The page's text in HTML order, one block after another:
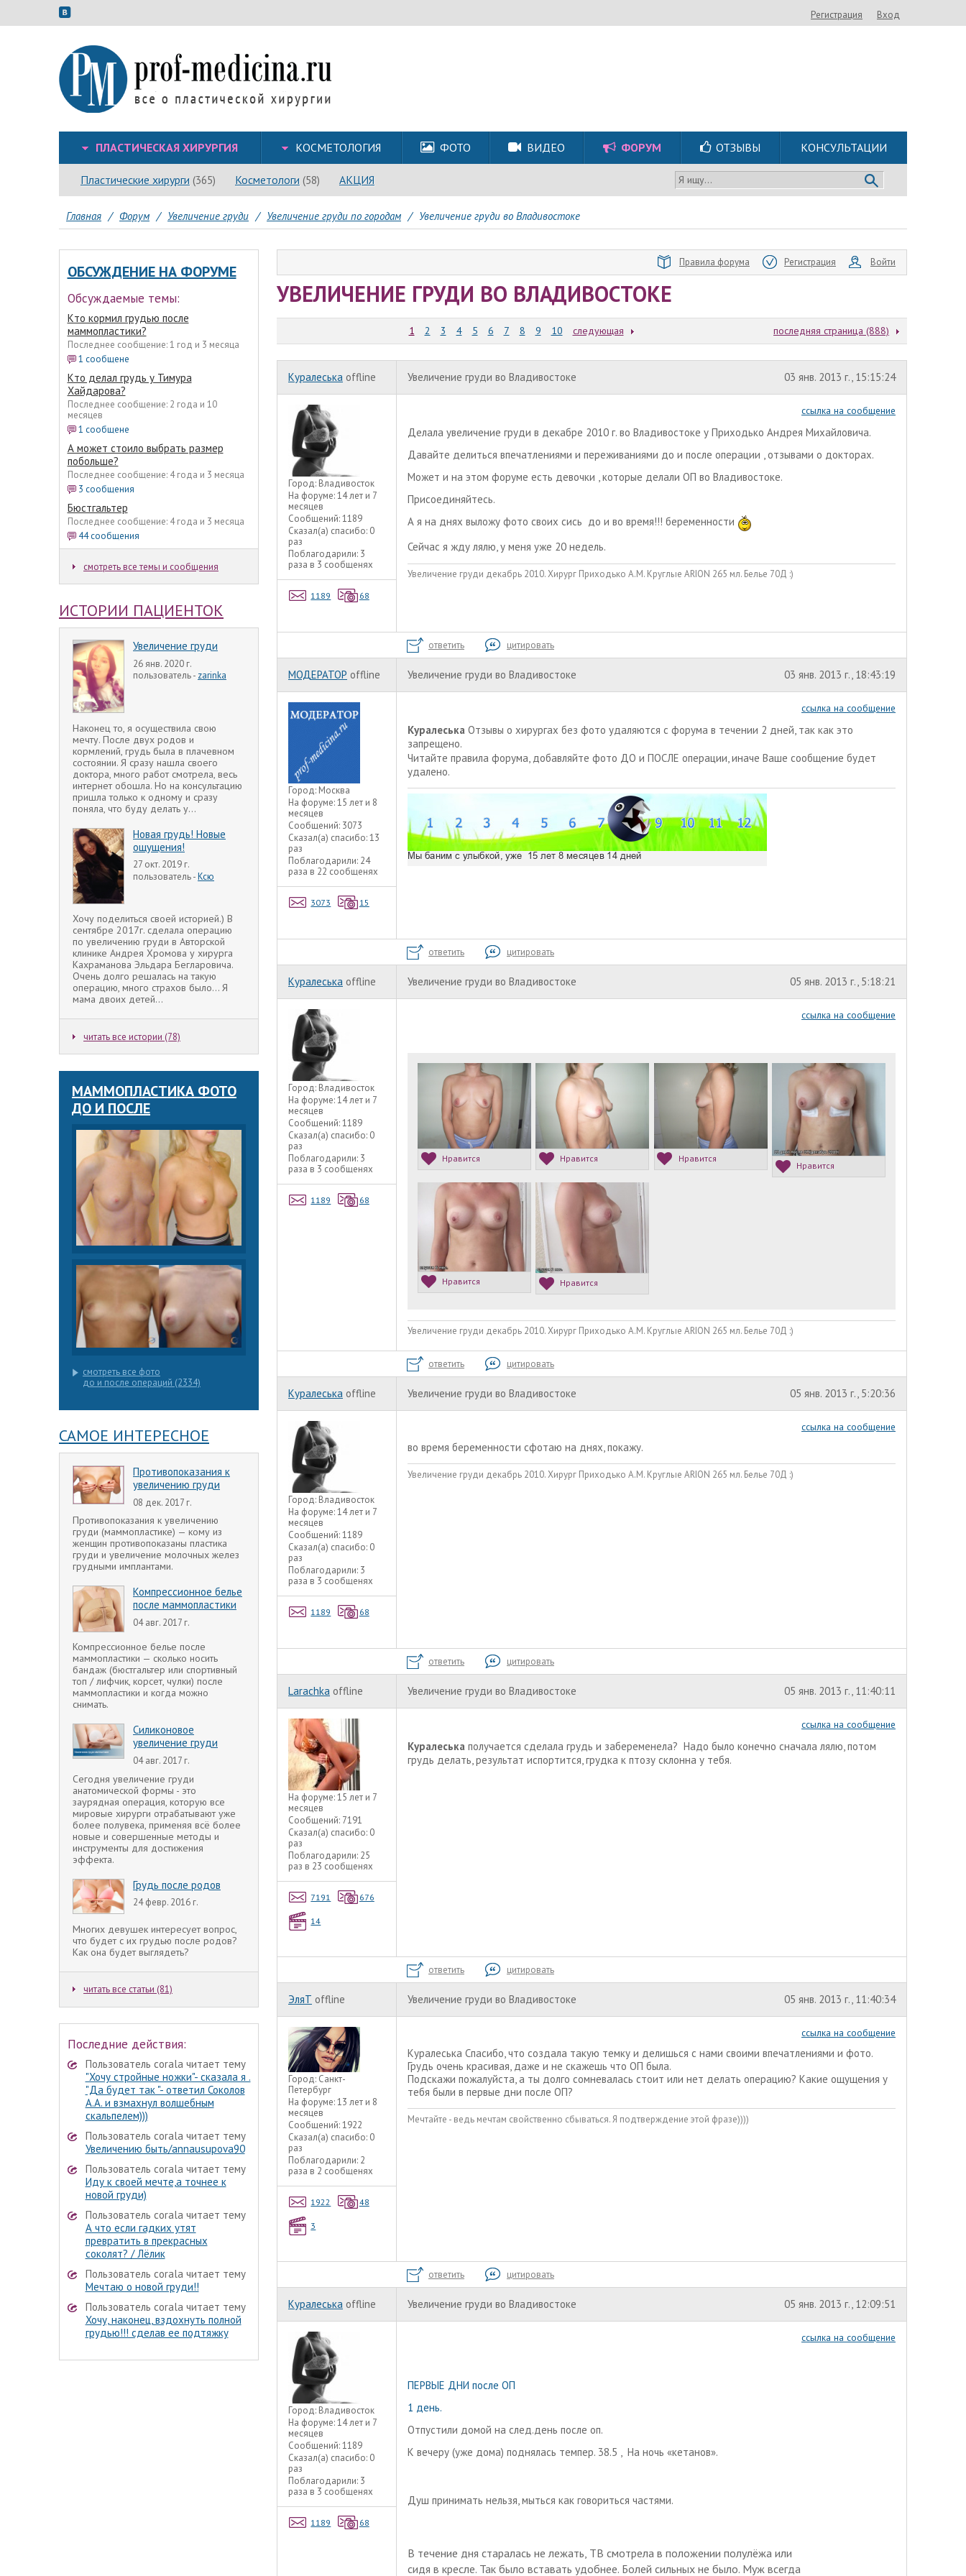
Регистрация Вход
ПЛАСТИЧЕСКАЯ ХИРУРГИЯ КОСМЕТОЛОГИЯ ФОТО ВИДЕО ФОРУМ ОТЗЫВЫ КОНСУЛЬТАЦИИ
Пластические хирурги (365) Косметологи (58) АКЦИЯ Я ищу...
Главная / Форум / Увеличение груди / Увеличение груди по городам / Увеличение груди во Владивостоке
ОБСУЖДЕНИЕ НА ФОРУМЕ
Обсуждаемые темы:
Кто кормил грудью после
маммопластики?
Последнее сообщение: 1 год и 3 месяца
1 сообщене
Кто делал грудь у Тимура
Хайдарова?
Последнее сообщение: 2 года и 10
месяцев
1 сообщене
А может стоило выбрать размер
побольше?
Последнее сообщение: 4 года и 3 месяца
3 сообщения
Бюстгальтер
Последнее сообщение: 4 года и 3 месяца
44 сообщения
смотреть все темы и сообщения
ИСТОРИИ ПАЦИЕНТОК
Увеличение груди
26 янв. 2020 г.
пользователь - zarinka
Наконец то, я осуществила свою
мечту. После двух родов и
кормлений, грудь была в плачевном
состоянии. Я сразу нашла своего
доктора, много работ смотрела, весь
интернет обошла. Но на консультацию
пришла только к одному и сразу
поняла, что буду делать у...
Новая грудь! Новые
ощущения!
27 окт. 2019 г.
пользователь -Ксю
Хочу поделиться своей историей.) В
сентябре 2017г. сделала операцию
по увеличению груди в Авторской
клинике Андрея Хромова у хирурга
Кахраманова Эльдара Бегларовича.
Очень долго решалась на такую
операцию, много страхов было... Я
мама двоих детей...
читать все истории (78)
МАММОПЛАСТИКА ФОТО
ДО И ПОСЛЕ
смотреть все фото
до и после операций (2334)
САМОЕ ИНТЕРЕСНОЕ
Противопоказания к
увеличению груди
08 дек. 2017 г.
Противопоказания к увеличению
груди (маммопластике) — кому из
женщин противопоказаны пластика
груди и увеличение молочных желез
грудными имплантами.
Компрессионное белье
после маммопластики
04 авг. 2017 г.
Компрессионное белье после
маммопластики — сколько носить
бандаж (бюстгальтер или спортивный
топ / лифчик, корсет, чулки) после
маммопластики и когда можно
снимать.
Силиконовое
увеличение груди
04 авг. 2017 г.
Сегодня увеличение груди
анатомической формы - это
заурядная операция, которую все
мировые хирурги отрабатывают уже
более полувека, применяя всё более
новые и совершенные методы и
инструменты для достижения
эффекта.
Грудь после родов
24 февр. 2016 г.
Многих девушек интересует вопрос,
что будет с их грудью после родов?
Как она будет выглядеть?
читать все статьи (81)
Последние действия:
Пользователь corala читает тему
"Хочу стройные ножки"- сказала я .
"Да будет так "- ответил Соколов
А.А. и взмахнул волшебным
скальпелем)))
Пользователь corala читает тему
Увеличению быть/annausupova90
Пользователь corala читает тему
Иду к своей мечте,а точнее к
новой груди)
Пользователь corala читает тему
А что если гадких утят
превратить в прекрасных
соколят? / Лёлик
Пользователь corala читает тему
Мечтаю о новой груди!!
Пользователь corala читает тему
Хочу, наконец, вздохнуть полной
грудью!!! сделав ее подтяжку
Правила форума Регистрация Войти
УВЕЛИЧЕНИЕ ГРУДИ ВО ВЛАДИВОСТОКЕ
1 2 3 4 5 6 7 8 9 10 следующая последняя страница (888)
Куралеська offline Увеличение груди во Владивостоке 03 янв. 2013 г., 15:15:24
Город: Владивосток
На форуме:14 лет и 7
месяцев
Сообщений:1189
Сказал(а) спасибо: 0
раз
Поблагодарили: 3
раза в 3 сообщенях
1189 68
ссылка на сообщение
Делала увеличение груди в декабре 2010 г. во Владивостоке у Приходько Андрея Михайловича.
Давайте делиться впечатлениями и переживаниями до и после операции , отзывами о докторах.
Может и на этом форуме есть девочки , которые делали ОП во Владивостоке.
Присоединяйтесь.
А я на днях выложу фото своих сись до и во время!!! беременности
Сейчас я жду лялю, у меня уже 20 недель.
Увеличение груди декабрь 2010. Хирург Приходько А.М. Круглые ARION 265 мл. Белье 70Д :)
ответить цитировать
МОДЕРАТОР offline Увеличение груди во Владивостоке 03 янв. 2013 г., 18:43:19
Город: Москва
На форуме:15 лет и 8
месяцев
Сообщений: 3073
Сказал(а) спасибо:13
раз
Поблагодарили: 24
раза в 22 сообщенях
3073 15
ссылка на сообщение
Куралеська Отзывы о хирургах без фото удаляются с форума в течении 2 дней, так как это
запрещено.
Читайте правила форума, добавляйте фото ДО и ПОСЛЕ операции, иначе Ваше сообщение будет
удалено.
ответить цитировать
Куралеська offline Увеличение груди во Владивостоке 05 янв. 2013 г., 5:18:21
Город: Владивосток
На форуме:14 лет и 7
месяцев
Сообщений:1189
Сказал(а) спасибо: 0
раз
Поблагодарили: 3
раза в 3 сообщенях
1189 68
ссылка на сообщение
Нравится Нравится Нравится
Нравится
Нравится Нравится
Увеличение груди декабрь 2010. Хирург Приходько А.М. Круглые ARION 265 мл. Белье 70Д :)
ответить цитировать
Куралеська offline Увеличение груди во Владивостоке 05 янв. 2013 г., 5:20:36
Город: Владивосток
На форуме:14 лет и 7
месяцев
Сообщений:1189
Сказал(а) спасибо: 0
раз
Поблагодарили: 3
раза в 3 сообщенях
1189 68
ссылка на сообщение
во время беременности сфотаю на днях, покажу.
Увеличение груди декабрь 2010. Хирург Приходько А.М. Круглые ARION 265 мл. Белье 70Д :)
ответить цитировать
Larachka offline Увеличение груди во Владивостоке 05 янв. 2013 г., 11:40:11
На форуме:15 лет и 7
месяцев
Сообщений: 7191
Сказал(а) спасибо: 0
раз
Поблагодарили: 25
раз в 23 сообщенях
7191 676
14
ссылка на сообщение
Куралеська получается сделала грудь и забеременела? Надо было конечно сначала лялю, потом
грудь делать, результат испортится, грудка к птозу склонна у тебя.
ответить цитировать
ЭляТ offline Увеличение груди во Владивостоке 05 янв. 2013 г., 11:40:34
Город: Санкт-
Петербург
На форуме:13 лет и 8
месяцев
Сообщений:1922
Сказал(а) спасибо: 0
раз
Поблагодарили: 2
раза в 2 сообщенях
1922 48
3
ссылка на сообщение
Куралеська Спасибо, что создала такую темку и делишься с нами своими впечатлениями и фото.
Грудь очень красивая, даже и не скажешь что ОП была.
Подскажи пожалуйста, а ты долго сомневалась стоит или нет делать операцию? Какие ощущения у
тебя были в первые дни после ОП?
Мечтайте - ведь мечтам свойственно сбываться. Я подтверждение этой фразе))))
ответить цитировать
Куралеська offline Увеличение груди во Владивостоке 05 янв. 2013 г., 12:09:51
Город: Владивосток
На форуме:14 лет и 7
месяцев
Сообщений:1189
Сказал(а) спасибо: 0
раз
Поблагодарили: 3
раза в 3 сообщенях
1189 68
ссылка на сообщение
ПЕРВЫЕ ДНИ после ОП
1 день.
Отпустили домой на след.день после оп.
К вечеру (уже дома) поднялась темпер. 38.5 , На ночь «кетанов».
Душ принимать нельзя, мыться как говориться частями.
В течение дня старалась не лежать, ТВ смотрела в положении полулёжа или
сидя в кресле. Так было вставать удобнее. Болей сильных не было. Муж всегда